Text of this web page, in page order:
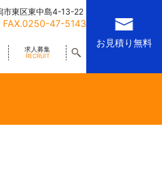
求人募集
RECRUIT
東区東中島4-13-22
FAX.0250-47-5143
お見積り無料